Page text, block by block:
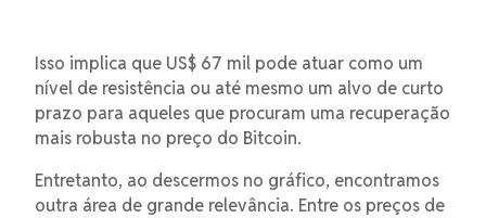
Isso implica que US$ 67 mil pode atuar como um
nível de resistência ou até mesmo um alvo de curto
prazo para aqueles que procuram uma recuperação
mais robusta no preço do Bitcoin.
Entretanto, ao descermos no gráfico, encontramos
outra área de grande relevância. Entre os preços de